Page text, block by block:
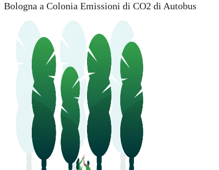
Bologna a Colonia Emissioni di CO2 di Autobus